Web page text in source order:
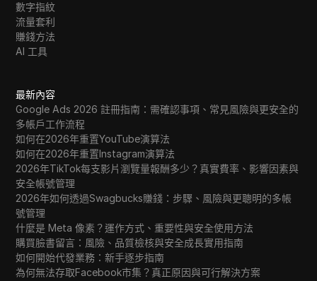
數字指紋
流量套利
賺錢方法
AI 工具
最新內容
Google Ads 2026 註冊指南：需確認事項、常見風險與更安全的
多帳戶工作流程
如何在2026年重置YouTube演算法
如何在2026年重置Instagram演算法
2026年TikTok每支影片瀏覽量報酬多少？真實費率、影響因素與
安全帳號管理
2026年如何透過Swagbucks賺錢：步驟、風險與更聰明的多帳
號管理
什麼是 Meta 像素？運作方式、重要性與安全使用方法
購買臉書留言：風險、品質檢核與安全成長實用指南
如何開始代發業務：新手逐步指南
為何無法存取Facebook市集？真正原因與可行解決方案